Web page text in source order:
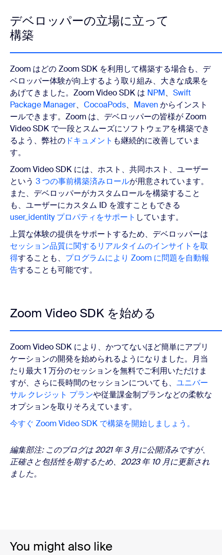
デベロッパーの立場に立って
構築
Zoom はどの Zoom SDK を利用して構築する場合も、デ
ベロッパー体験が向上するよう取り組み、大きな成果を
あげてきました。Zoom Video SDK は NPM、 Swift
Package Manager、 CocoaPods、 Mavenからインスト
ールできます。Zoom は、デベロッパーの皆様が Zoom
Video SDK で一段とスムーズにソフトウェアを構築でき
るよう、弊社の ドキュメント も継続的に改善していま
す。
Zoom Video SDK には、ホスト、共同ホスト、ユーザー
という 3 つの事前構築済みロールが用意されています。
また、デベロッパーがカスタムロールを構築すること
も、ユーザーにカスタム ID を渡すこともできる
user_identity プロパティをサポート しています。
上質な体験の提供をサポートするため、デベロッパーは
セッション品質に関するリアルタイムのインサイトを取
得することも、 プログラムにより Zoom に問題を自動報
告することも可能です。
Zoom Video SDK を始める
Zoom Video SDK により、かつてないほど簡単にアプリ
ケーションの開発を始められるようになりました。月当
たり最大 1 万分のセッションを無料でご利用いただけま
すが、さらに長時間のセッションについても、 ユニバー
サル クレジット プランや従量課金制プランなどの柔軟な
オプションを取りそろえています。
今すぐ Zoom Video SDK で構築を開始しましょう。
編集部注: このブログは 2021 年 3 月に公開済みですが、
正確さと包括性を期するため、2023 年 10 月に更新され
ました。
You might also like